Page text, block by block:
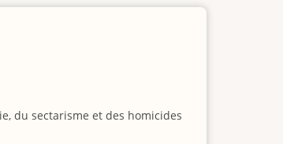
du sectarisme et des homicides